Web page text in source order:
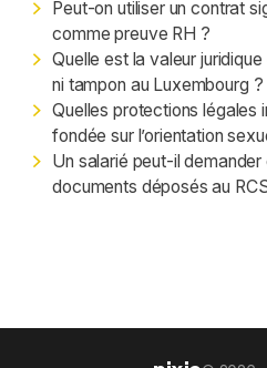
Peut-on utiliser un contrat
comme preuve RH ?
Quelle est la valeur
ni tampon au Luxembourg ?
Quelles protections légales
fondée sur l’orientation
Un salarié peut-il
documents déposés au